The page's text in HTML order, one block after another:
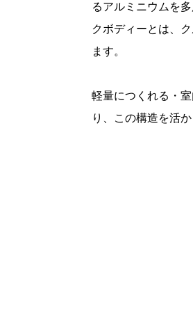
るアルミニウムを
クボディーとは、
ます。
軽量につくれる・
り、この構造を活